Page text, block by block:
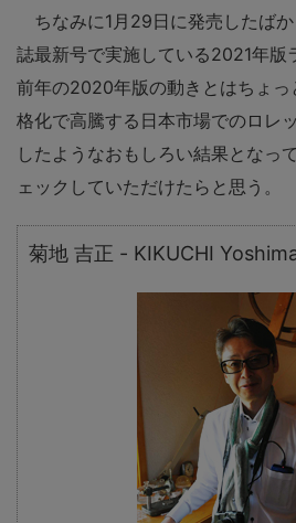
ちなみに1月29日に発売したば
誌最新号で実施している2021年版
前年の2020年版の動きとはちょっ
格化で高騰する日本市場でのロレ
したようなおもしろい結果となっ
ェックしていただけたらと思う。
菊地 吉正 - KIKUCHI